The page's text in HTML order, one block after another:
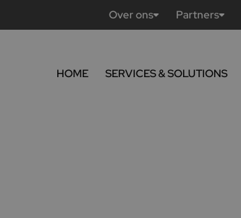
Over ons Partners
HOME SERVICES & SOLUTIONS